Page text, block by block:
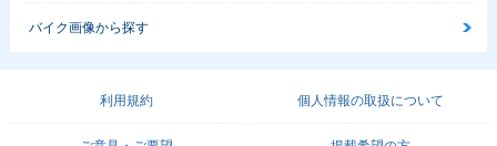
バイク画像から探す
利用規約 個人情報の取扱について